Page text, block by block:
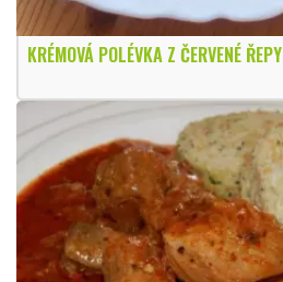
KRÉMOVÁ POLÉVKA Z ČERVENÉ ŘEPY